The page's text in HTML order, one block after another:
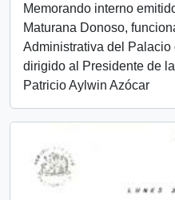
Memorando interno
Maturana Donoso,
Administrativa del Palacio
dirigido al Presidente de
Patricio Aylwin Azócar